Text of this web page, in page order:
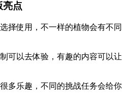
亮点
择使用，不一样的植物会有不同
可以去体验，有趣的内容可以让
多乐趣，不同的挑战任务会给你